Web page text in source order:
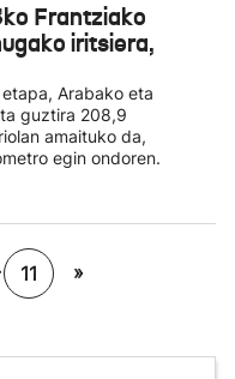
Frantziako
iritsiera,
Arabako eta
guztira 208,9
amaituko da,
egin ondoren.
11 »